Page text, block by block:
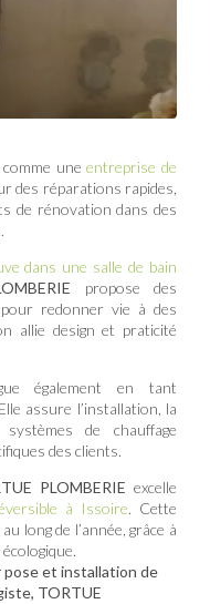
uneentreprise de
des réparations rapides,
de rénovation dans des
dans une salle de bain
propose des
redonner vie à des
allie design et praticité
également en tant
assure l’installation, la
de chauffage
des clients.
PLOMBERIE excelle
à Issoire. Cette
long de l’année, grâce à
pose et installation de
TORTUE